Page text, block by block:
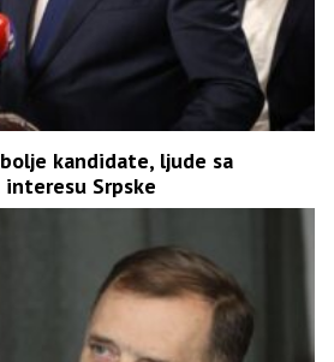
kandidate, ljude sa
Srpske